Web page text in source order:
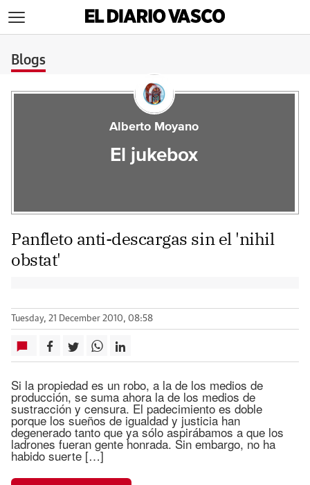
Blogs
Alberto Moyano
El jukebox
Panfleto anti-descargas sin el 'nihil
obstat'
Tuesday, 21 December 2010, 08:58
Si la propiedad es un robo, a la de los medios de
producción, se suma ahora la de los medios de
sustracción y censura. El padecimiento es doble
porque los sueños de igualdad y justicia han
degenerado tanto que ya sólo aspirábamos a que los
ladrones fueran gente honrada. Sin embargo, no ha
habido suerte […]